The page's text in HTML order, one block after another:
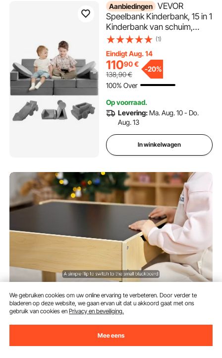
Aanbiedingen VEVOR
Speelbank Kinderbank, 15 in 1
Kinderbank van schuim,
matras multifunctionele
kinderfauteuil opvouwbaar,
educatief speelgoed
kinderfauteuil speelbank
knuffelhoek
(1)
Eindigt Aug. 14
11090€
138,90€
-20%
100% Over
Op voorraad.
Levering: Ma. Aug. 10 - Do.
Aug. 13
In winkelwagen
VEVOR Kindertafel met 2 stoelen
en stoffen opbergbox onder de
kinderzitgroep voor
8590€
We gebruiken cookies om uw online ervaring te verbeteren. Door verder te
bladeren op deze website, we gaan ervan uit dat u akkoord gaat met ons
gebruik van cookies enPrivacy en beveiliging.
Mee eens